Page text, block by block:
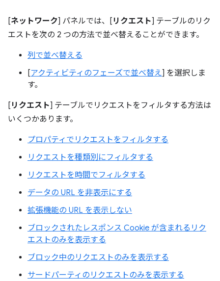
[ネットワーク] パネルでは、[ リクエスト] テーブルのリク
エストを次の 2 つの方法で並べ替えることができます。
列で並べ替える
[アクティビティのフェーズで並べ替え] を選択しま
す。
[ リクエスト] テーブルでリクエストをフィルタする方法は
いくつかあります。
プロパティでリクエストをフィルタする
リクエストを種類別にフィルタする
リクエストを時間でフィルタする
データの URL を非表示にする
拡張機能の URL を表示しない
ブロックされたレスポンス Cookie が含まれるリク
エストのみを表示する
ブロック中のリクエストのみを表示する
サードパーティのリクエストのみを表示する